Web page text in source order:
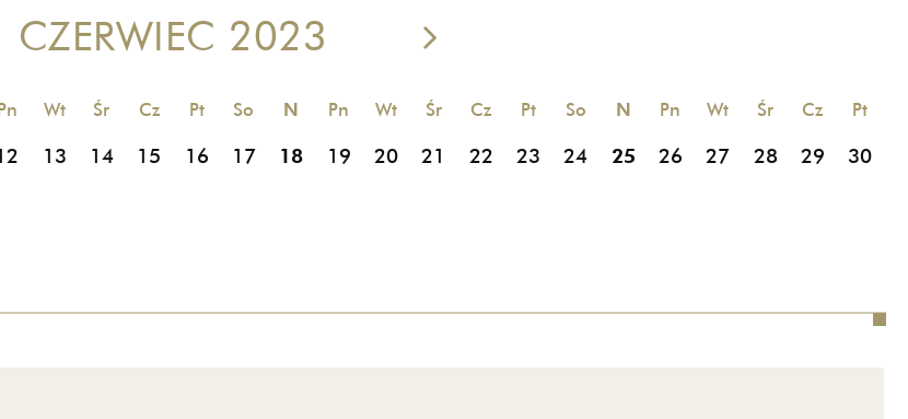
CZERWIEC 2023
Wt Śr Cz Pt So N Pn Wt Śr Cz Pt So N Pn Wt Śr Cz Pt
13 14 15 16 17 18 19 20 21 22 23 24 25 26 27 28 29 30